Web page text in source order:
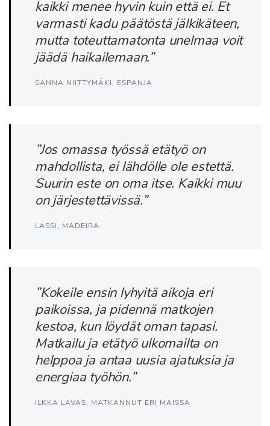
kaikki menee hyvin kuin että ei. Et
varmasti kadu päätöstä jälkikäteen,
mutta toteuttamatonta unelmaa voit
jäädä haikailemaan.”
SANNA NIITTYMÄKI, ESPANJA
”Jos omassa työssä etätyö on
mahdollista, ei lähdölle ole estettä.
Suurin este on oma itse. Kaikki muu
on järjestettävissä.”
LASSI, MADEIRA
”Kokeile ensin lyhyitä aikoja eri
paikoissa, ja pidennä matkojen
kestoa, kun löydät oman tapasi.
Matkailu ja etätyö ulkomailta on
helppoa ja antaa uusia ajatuksia ja
energiaa työhön.”
ILKKA LAVAS, MATKANNUT ERI MAISSA